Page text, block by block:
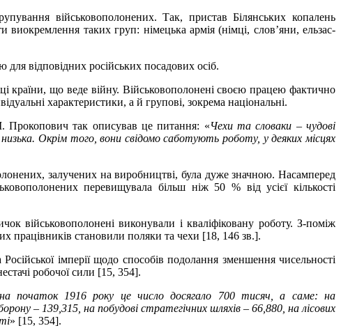
військовополонених. Так, пристав Білянських копалень
таких груп: німецька армія (німці, слов’яни, ельзас-
відповідних російських посадових осіб.
країни, що веде війну. Військовополонені своєю працею фактично
характеристики, а й групові, зокрема національні.
Прокопович так описував це питання: «Чехи та словаки – чудові
Окрім того, вони свідомо саботують роботу, у деяких місцях
залучених на виробництві, була дуже значною. Насамперед
перевищувала більш ніж 50 % від усієї кількості
військовополонені виконували і кваліфіковану роботу. З-поміж
працівників становили поляки та чехи [18, 146 зв.].
імперії щодо способів подолання зменшення чисельності
робочої сили [15, 354].
початок 1916 року це число досягало 700 тисяч, а саме: на
– 139,315, на побудові стратегічних шляхів – 66,880, на лісових
» [15, 354].